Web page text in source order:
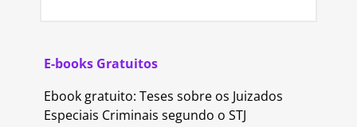
E-books Gratuitos
Ebook gratuito: Teses sobre os Juizados
Especiais Criminais segundo o STJ